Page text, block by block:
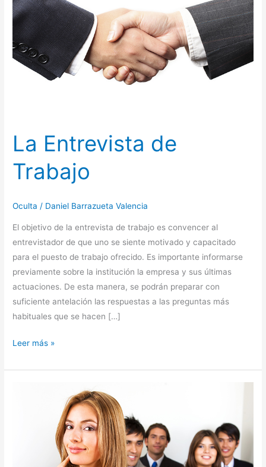
La Entrevista de
Trabajo
Oculta / Daniel Barrazueta Valencia
El objetivo de la entrevista de trabajo es convencer al
entrevistador de que uno se siente motivado y capacitado
para el puesto de trabajo ofrecido. Es importante informarse
previamente sobre la institución la empresa y sus últimas
actuaciones. De esta manera, se podrán preparar con
suficiente antelación las respuestas a las preguntas más
habituales que se hacen […]
Trabajo
Leer más »